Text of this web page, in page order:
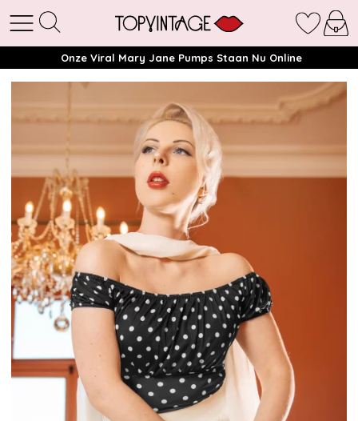
Onze Viral Mary Jane Pumps Staan Nu Online